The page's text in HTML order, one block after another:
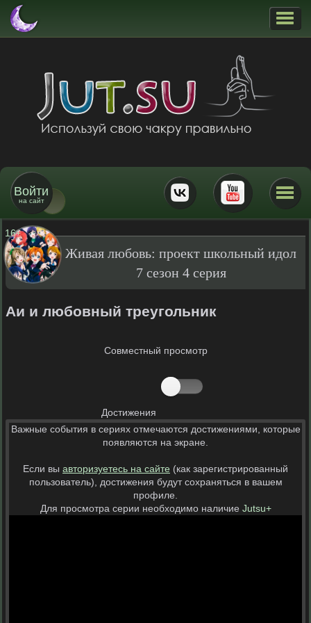
Войти
на сайт
16+
Живая любовь: проект школьный идол
7 сезон 4 серия
Аи и любовный треугольник
Совместный просмотр
Достижения
Важные события в сериях отмечаются достижениями, которые
появляются на экране.
Если вы авторизуетесь на сайте (как зарегистрированный
пользователь), достижения будут сохраняться в вашем
профиле.
Для просмотра серии необходимо наличие Jutsu+